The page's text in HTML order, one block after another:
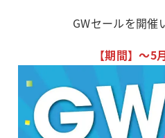
GWセールを開催
【期間】～5